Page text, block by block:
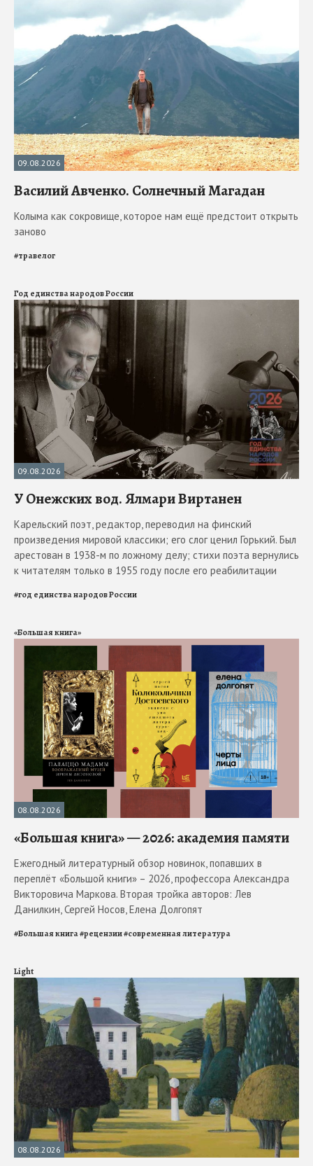
09.08.2026
Василий Авченко. Солнечный Магадан
Колыма как сокровище, которое нам ещё предстоит открыть
заново
#травелог
Год единства народов России
09.08.2026
У Онежских вод. Ялмари Виртанен
Карельский поэт, редактор, переводил на финский
произведения мировой классики; его слог ценил Горький. Был
арестован в 1938-м по ложному делу; стихи поэта вернулись
к читателям только в 1955 году после его реабилитации
#год единства народов России
«Большая книга»
08.08.2026
«Большая книга» — 2026: академия памяти
Ежегодный литературный обзор новинок, попавших в
переплёт «Большой книги» – 2026, профессора Александра
Викторовича Маркова. Вторая тройка авторов: Лев
Данилкин, Сергей Носов, Елена Долгопят
#Большая книга#рецензии#современная литература
Light
08.08.2026